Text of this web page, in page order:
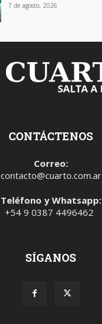
7 de agosto, 2026
CONTÁCTENOS
Correo:
contacto@cuarto.com.ar
Teléfono y Whatsapp:
+54 9 0387 4496462
SÍGANOS